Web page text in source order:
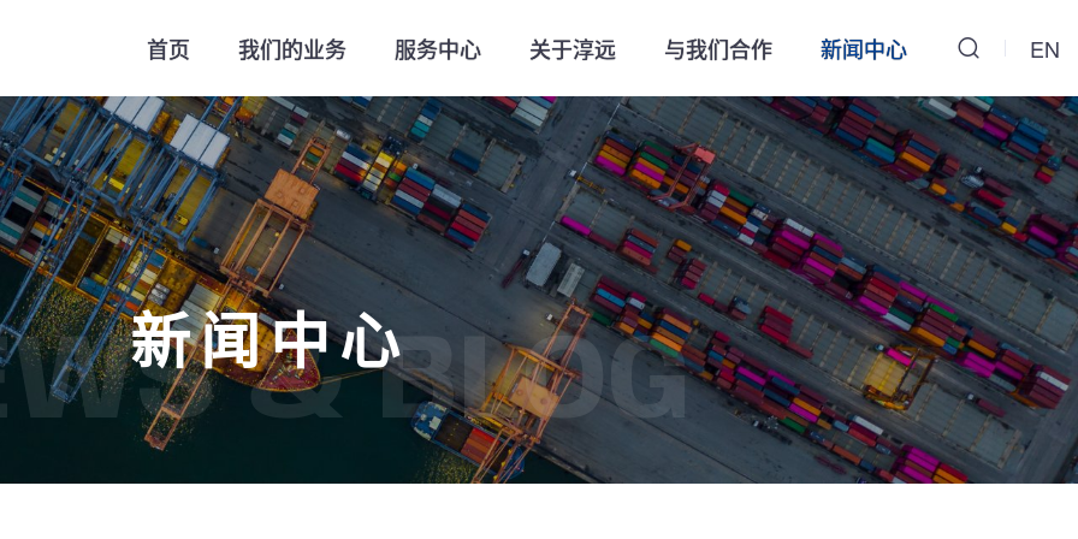
EN
首页 我们的业务 服务中心 关于淳远 与我们合作 新闻中心
新闻中心
& BLOG